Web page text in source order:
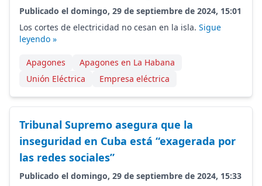
Publicado el domingo, 29 de septiembre de 2024, 15:01
Los cortes de electricidad no cesan en la isla. Sigue
leyendo »
Apagones
Apagones en La Habana
Unión Eléctrica
Empresa eléctrica
Tribunal Supremo asegura que la
inseguridad en Cuba está “exagerada por
las redes sociales”
Publicado el domingo, 29 de septiembre de 2024, 15:33